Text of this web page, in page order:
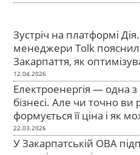
Зустріч на платформі
менеджери Tolk
Закарпаття, як
12.04.2026
Електроенергія — одна
бізнесі. Але чи точно ви
формується її ціна і як
22.03.2026
У Закарпатській ОВА